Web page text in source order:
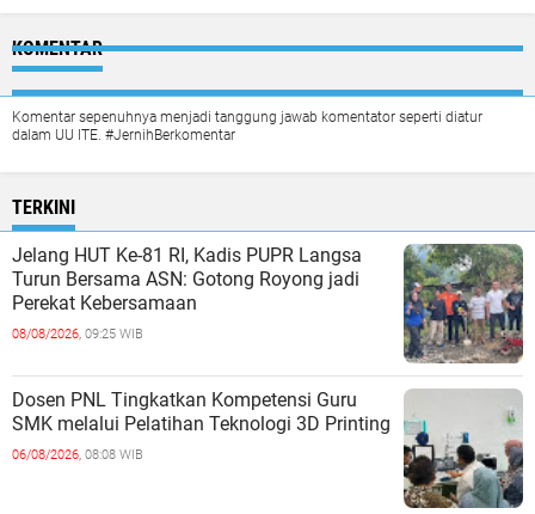
KOMENTAR
Komentar sepenuhnya menjadi tanggung jawab komentator seperti diatur
dalam UU ITE. #JernihBerkomentar
TERKINI
Jelang HUT Ke-81 RI, Kadis PUPR Langsa
Turun Bersama ASN: Gotong Royong jadi
Perekat Kebersamaan
08/08/2026, 09:25 WIB
Dosen PNL Tingkatkan Kompetensi Guru
SMK melalui Pelatihan Teknologi 3D Printing
06/08/2026, 08:08 WIB